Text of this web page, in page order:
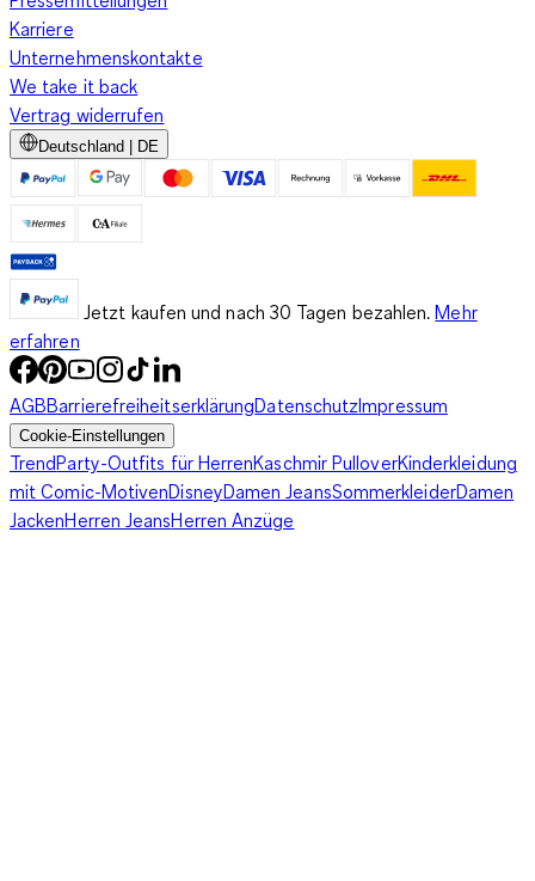
Karriere
Unternehmenskontakte
We take it back
Vertrag widerrufen
Deutschland | DE
Jetzt kaufen und nach 30 Tagen bezahlen. Mehr
erfahren
AGBBarrierefreiheitserklärungDatenschutzImpressum
Cookie-Einstellungen
TrendParty-Outfits für HerrenKaschmir PulloverKinderkleidung
mit Comic-MotivenDisneyDamen JeansSommerkleiderDamen
JackenHerren JeansHerren Anzüge